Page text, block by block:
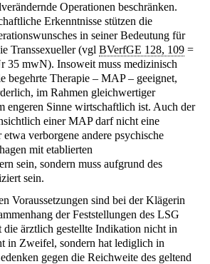
Operationen beschränken.
Erkenntnisse stützen die
in seiner Bedeutung für
Transsexueller (vgl BVerfGE 128, 109 =
35 mwN). Insoweit muss medizinisch
begehrte Therapie – MAP – geeignet,
im Rahmen gleichwertiger
engeren Sinne wirtschaftlich ist. Auch der
einer MAP darf nicht eine
verborgene andere psychische
mit etablierten
sein, sondern muss aufgrund des
sein.
Voraussetzungen sind bei der Klägerin
der Feststellungen des LSG
ärztlich gestellte Indikation nicht in
in Zweifel, sondern hat lediglich in
gegen die Reichweite des geltend